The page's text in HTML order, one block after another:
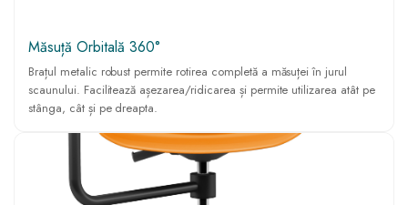
Măsuță Orbitală 360°
Brațul metalic robust permite rotirea completă a măsuței în jurul
scaunului. Facilitează așezarea/ridicarea și permite utilizarea atât pe
stânga, cât și pe dreapta.